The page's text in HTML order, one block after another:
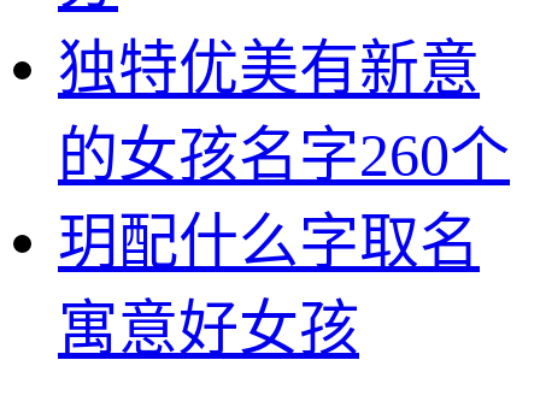
独特优美有新意
的女孩名字260个
玥配什么字取名
寓意好女孩